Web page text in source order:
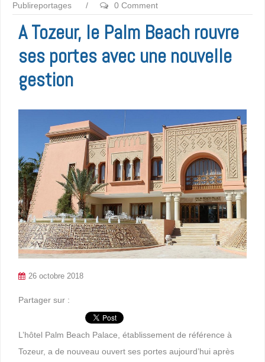
Publireportages
/ 0 Comment
A Tozeur, le Palm Beach rouvre
ses portes avec une nouvelle
gestion
26 octobre 2018
Partager sur :
L’hôtel Palm Beach Palace, établissement de référence à
Tozeur, a de nouveau ouvert ses portes aujourd’hui après